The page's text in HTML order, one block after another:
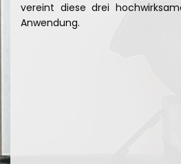
vereint diese drei
Anwendung.